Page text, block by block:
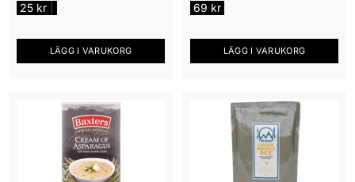
25 kr
LÄGG I VARUKORG
69 kr
LÄGG I VARUKORG